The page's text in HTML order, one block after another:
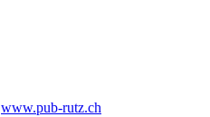
www.pub-rutz.ch